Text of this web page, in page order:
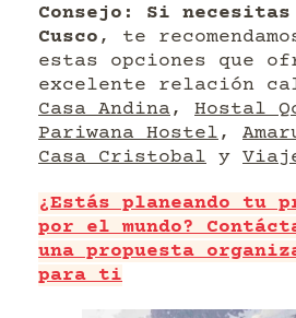
Consejo: Si necesitas
Cusco , te
estas opciones que
excelente relación
Casa Andina , Hostal
Pariwana Hostel ,
Casa Cristobal y
¿Estás planeando tu
por el mundo?
una propuesta
para ti